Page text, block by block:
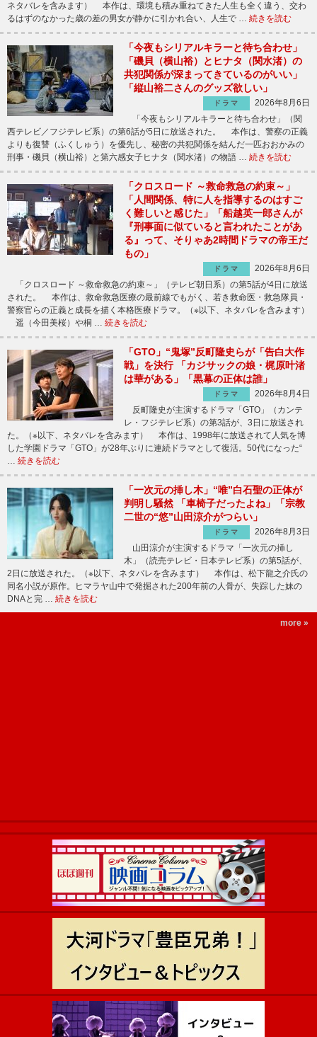
ネタバレを含みます） 本作は、環境も積み重ねてきた人生も全く違う、交わ
るはずのなかった歳の差の男女が静かに引かれ合い、人生で … 続きを読む
「今夜もシリアルキラーと待ち合わせ」
「磯貝（横山裕）とヒナタ（関水渚）の
共犯関係が深まってきているのがいい」
「縦山裕二さんのグッズ欲しい」
ドラマ
2026年8月6日
「今夜もシリアルキラーと待ち合わせ」（関
西テレビ／フジテレビ系）の第6話が5日に放送された。 本作は、警察の正義
よりも復讐（ふくしゅう）を優先し、秘密の共犯関係を結んだ一匹おおかみの
刑事・磯貝（横山裕）と第六感女子ヒナタ（関水渚）の物語 … 続きを読む
「クロスロード ～救命救急の約束～」
「人間関係、特に人を指導するのはすご
く難しいと感じた」「船越英一郎さんが
『刑事面に似ていると言われたことがあ
る』って、そりゃあ2時間ドラマの帝王だ
もの」
ドラマ
2026年8月6日
「クロスロード ～救命救急の約束～」（テレビ朝日系）の第5話が4日に放送
された。 本作は、救命救急医療の最前線でもがく、若き救命医・救急隊員・
警察官らの正義と成長を描く本格医療ドラマ。（※以下、ネタバレを含みます）
遥（今田美桜）や桐 … 続きを読む
「GTO」“鬼塚”反町隆史らが「告白大作
戦」を決行 「カジサックの娘・梶原叶渚
は華がある」「黒幕の正体は誰」
ドラマ
2026年8月4日
反町隆史が主演するドラマ「GTO」（カンテ
レ・フジテレビ系）の第3話が、3日に放送され
た。（※以下、ネタバレを含みます） 本作は、1998年に放送されて人気を博
した学園ドラマ「GTO」が28年ぶりに連続ドラマとして復活。50代になった“
… 続きを読む
「一次元の挿し木」“唯”白石聖の正体が
判明し騒然 「車椅子だったよね」「宗教
二世の“悠”山田涼介がつらい」
ドラマ
2026年8月3日
山田涼介が主演するドラマ「一次元の挿し
木」（読売テレビ・日本テレビ系）の第5話が、
2日に放送された。（※以下、ネタバレを含みます） 本作は、松下龍之介氏の
同名小説が原作。ヒマラヤ山中で発掘された200年前の人骨が、失踪した妹の
DNAと完 … 続きを読む
more »